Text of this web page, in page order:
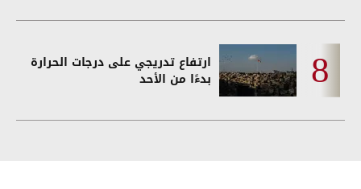
ارتفاع تدريجي على درجات الحرارة
بدءًا من الأحد